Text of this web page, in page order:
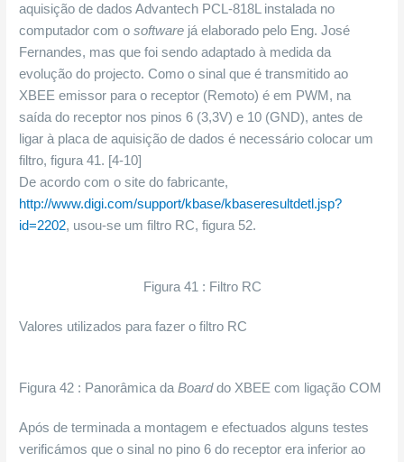
aquisição de dados Advantech PCL-818L instalada no
computador com o software já elaborado pelo Eng. José
Fernandes, mas que foi sendo adaptado à medida da
evolução do projecto. Como o sinal que é transmitido ao
XBEE emissor para o receptor (Remoto) é em PWM, na
saída do receptor nos pinos 6 (3,3V) e 10 (GND), antes de
ligar à placa de aquisição de dados é necessário colocar um
filtro, figura 41. [4-10]
De acordo com o site do fabricante,
http://www.digi.com/support/kbase/kbaseresultdetl.jsp?
id=2202, usou-se um filtro RC, figura 52.
Figura 41 : Filtro RC
Valores utilizados para fazer o filtro RC
Figura 42 : Panorâmica daBoarddo XBEE com ligação COM
Após de terminada a montagem e efectuados alguns testes
verificámos que o sinal no pino 6 do receptor era inferior ao